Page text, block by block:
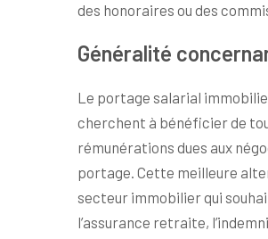
des honoraires ou des
Généralité
Le portage salarial
cherchent à bénéficier de
rémunérations dues aux
portage. Cette meilleure
secteur immobilier qui
l’assurance retraite,